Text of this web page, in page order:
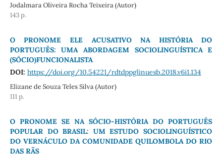
Jodalmara Oliveira Rocha Teixeira (Autor)
143 p.
O PRONOME ELE ACUSATIVO NA HISTÓRIA DO
PORTUGUÊS: UMA ABORDAGEM SOCIOLINGUÍSTICA E
(SÓCIO)FUNCIONALISTA
DOI: https://doi.org/10.54221/rdtdppglinuesb.2018.v6i1.134
Elizane de Souza Teles Silva (Autor)
111 p.
O PRONOME SE NA SÓCIO-HISTÓRIA DO PORTUGUÊS
POPULAR DO BRASIL: UM ESTUDO SOCIOLINGUÍSTICO
DO VERNÁCULO DA COMUNIDADE QUILOMBOLA DO RIO
DAS RÃS